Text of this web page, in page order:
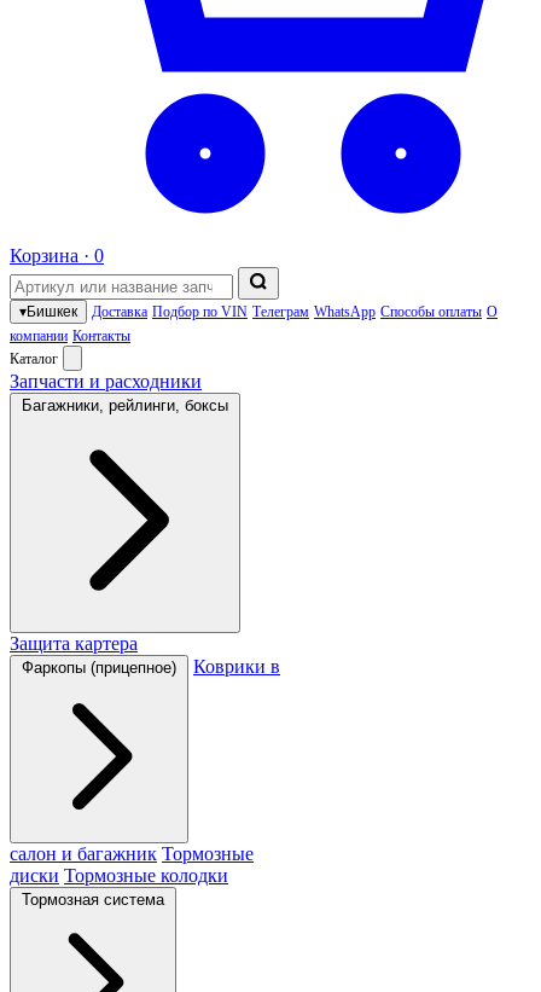
Корзина · 0
▾Бишкек Доставка Подбор по VIN Телеграм WhatsApp Способы оплаты О
компании Контакты
Каталог
Запчасти и расходники
Багажники, рейлинги, боксы
Защита картера
Фаркопы (прицепное) Коврики в
салон и багажник Тормозные
диски Тормозные колодки
Тормозная система